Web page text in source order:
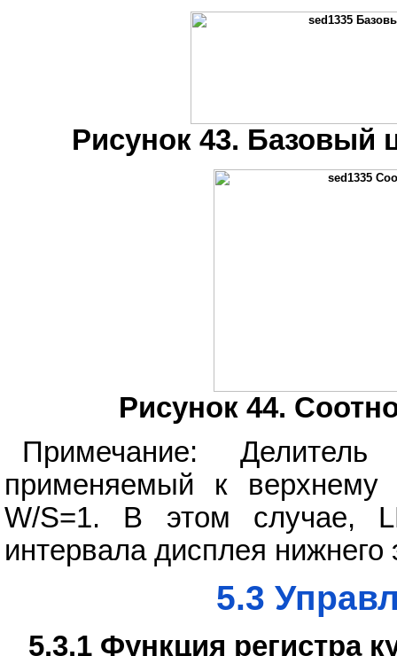
Рисунок 43. Базовый
Рисунок 44.
Примечание:
применяемый к
W/S=1. В этом случае,
интервала дисплея нижнего
5.3
5.3.1 Функция регистра